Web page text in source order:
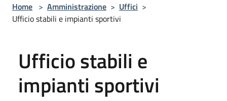
Home > Amministrazione > Uffici >
Ufficio stabili e impianti sportivi
Ufficio stabili e
impianti sportivi